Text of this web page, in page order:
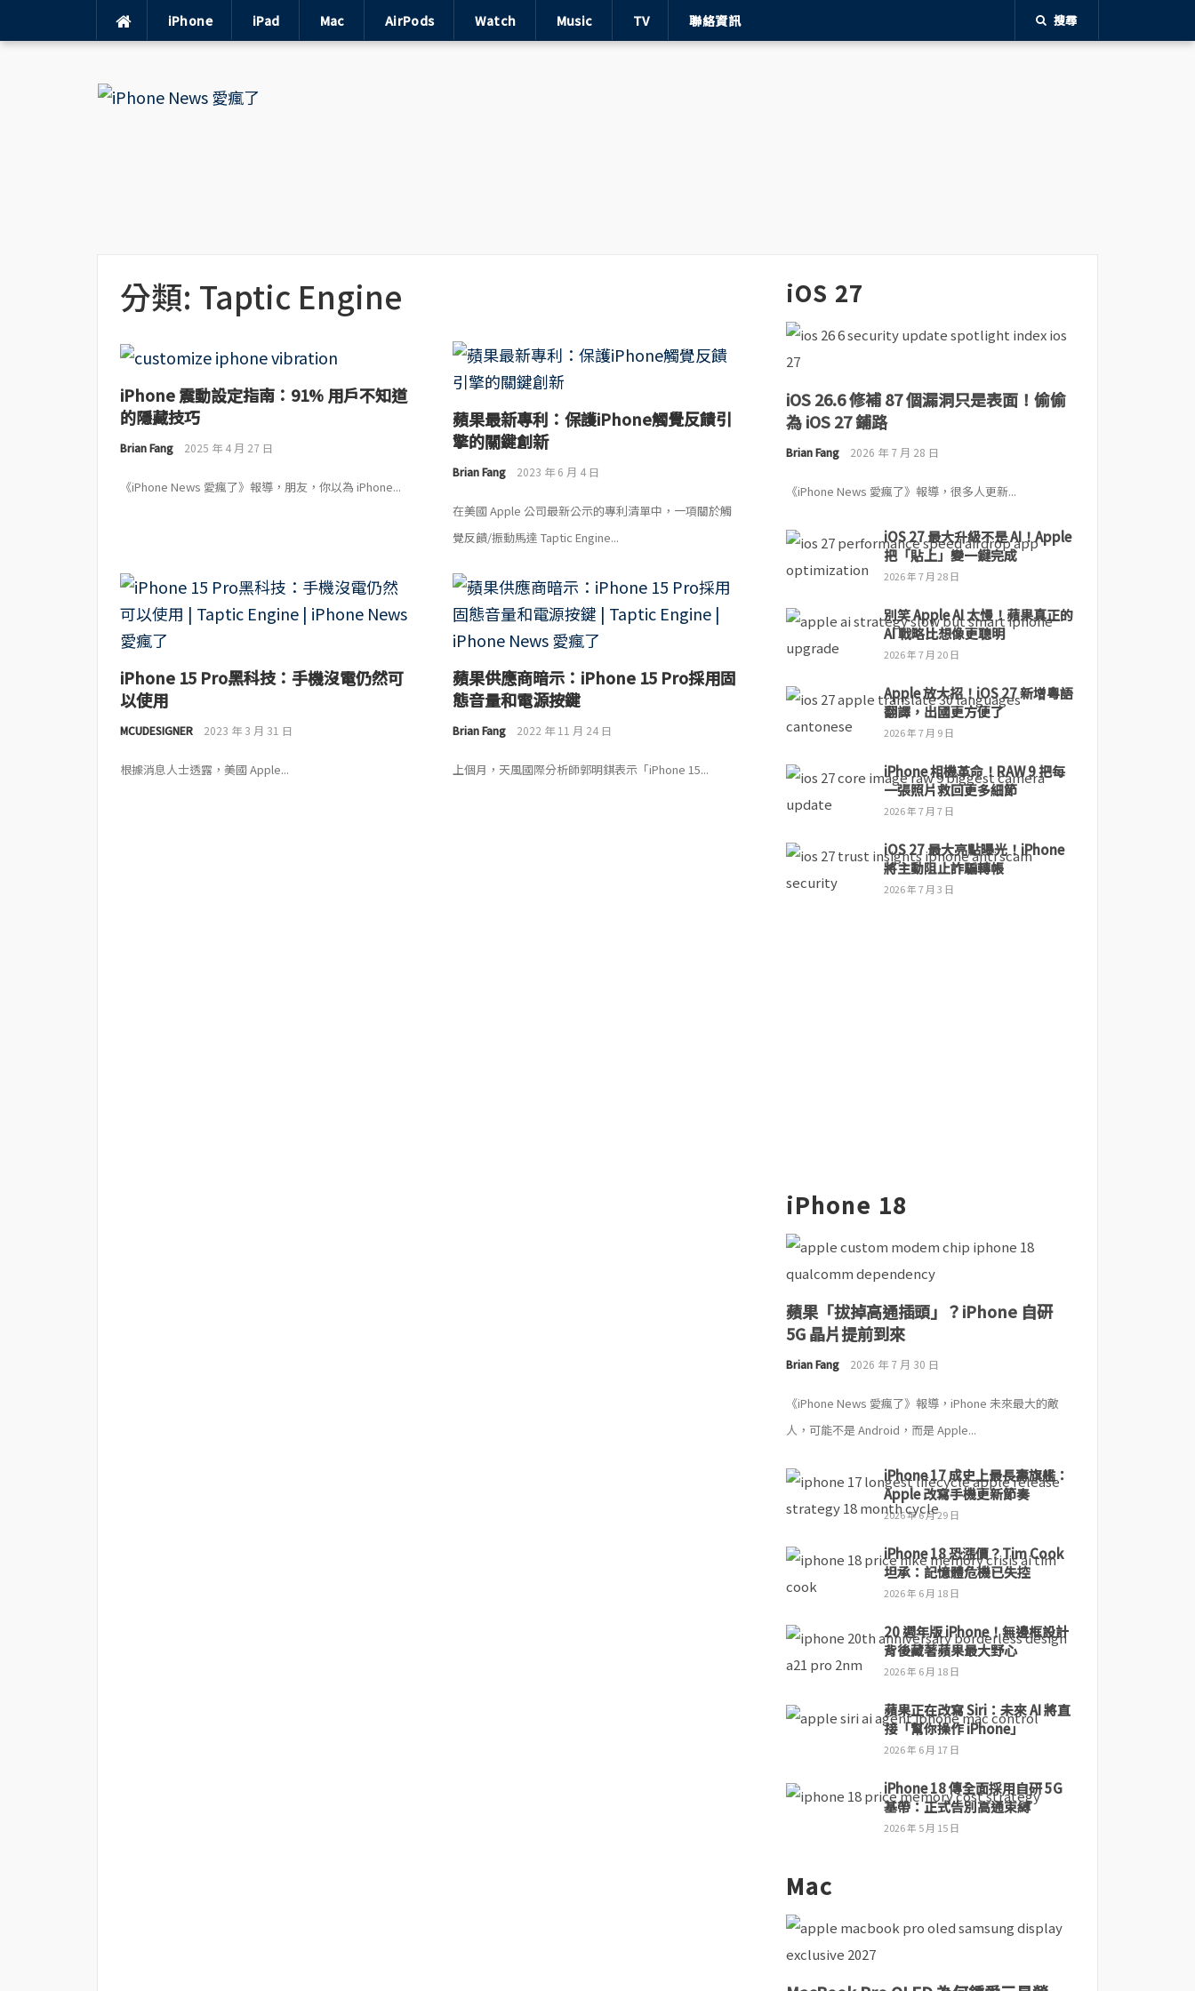
iPhone iPad Mac AirPods Watch Music TV 聯絡資訊 搜尋
分類: Taptic Engine
iPhone 震動設定指南：91% 用戶不知道
的隱藏技巧
Brian Fang 2025 年 4 月 27 日
《iPhone News 愛瘋了》報導，朋友，你以為 iPhone...
蘋果最新專利：保護iPhone觸覺反饋引
擎的關鍵創新
Brian Fang 2023 年 6 月 4 日
在美國 Apple 公司最新公示的專利清單中，一項關於觸
覺反饋/振動馬達 Taptic Engine...
iPhone 15 Pro黑科技：手機沒電仍然可
以使用
MCUDESIGNER 2023 年 3 月 31 日
根據消息人士透露，美國 Apple...
蘋果供應商暗示：iPhone 15 Pro採用固
態音量和電源按鍵
Brian Fang 2022 年 11 月 24 日
上個月，天風國際分析師郭明錤表示「iPhone 15...
iOS 27
iOS 26.6 修補 87 個漏洞只是表面！偷偷
為 iOS 27 鋪路
Brian Fang 2026 年 7 月 28 日
《iPhone News 愛瘋了》報導，很多人更新...
iOS 27 最大升級不是 AI！Apple
把「貼上」變一鍵完成
2026 年 7 月 28 日
別笑 Apple AI 太慢！蘋果真正的
AI 戰略比想像更聰明
2026 年 7 月 20 日
Apple 放大招！iOS 27 新增粵語
翻譯，出國更方便了
2026 年 7 月 9 日
iPhone 相機革命！RAW 9 把每
一張照片救回更多細節
2026 年 7 月 7 日
iOS 27 最大亮點曝光！iPhone
將主動阻止詐騙轉帳
2026 年 7 月 3 日
iPhone 18
蘋果「拔掉高通插頭」？iPhone 自研
5G 晶片提前到來
Brian Fang 2026 年 7 月 30 日
《iPhone News 愛瘋了》報導，iPhone 未來最大的敵
人，可能不是 Android，而是 Apple...
iPhone 17 成史上最長壽旗艦：
Apple 改寫手機更新節奏
2026 年 6 月 29 日
iPhone 18 恐漲價？Tim Cook
坦承：記憶體危機已失控
2026 年 6 月 18 日
20 週年版 iPhone！無邊框設計
背後藏著蘋果最大野心
2026 年 6 月 18 日
蘋果正在改寫 Siri：未來 AI 將直
接「幫你操作 iPhone」
2026 年 6 月 17 日
iPhone 18 傳全面採用自研 5G
基帶：正式告別高通束縛
2026 年 5 月 15 日
Mac